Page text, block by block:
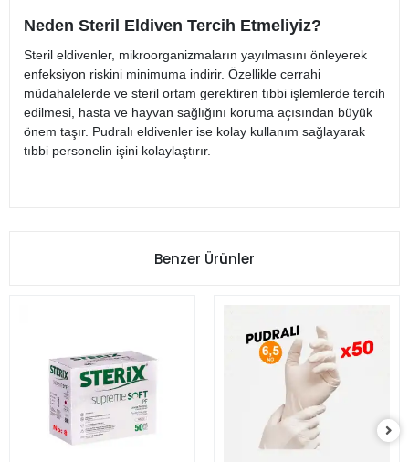
Neden Steril Eldiven Tercih Etmeliyiz?
Steril eldivenler, mikroorganizmaların yayılmasını önleyerek
enfeksiyon riskini minimuma indirir. Özellikle cerrahi
müdahalelerde ve steril ortam gerektiren tıbbi işlemlerde tercih
edilmesi, hasta ve hayvan sağlığını koruma açısından büyük
önem taşır. Pudralı eldivenler ise kolay kullanım sağlayarak
tıbbi personelin işini kolaylaştırır.
Benzer Ürünler